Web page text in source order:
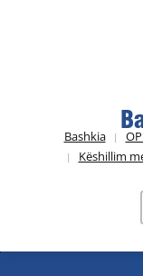
Bashkia
Këshillim